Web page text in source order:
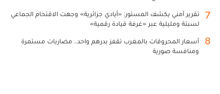
7
تقرير أمني يكشف المستور: «أيادي جزائرية» وجهت الاقتحام الجماعي
لسبتة ومليلية عبر «غرفة قيادة رقمية»
8
أسعار المحروقات بالمغرب تقفز بدرهم واحد.. مضاربات مستمرة
ومنافسة صورية